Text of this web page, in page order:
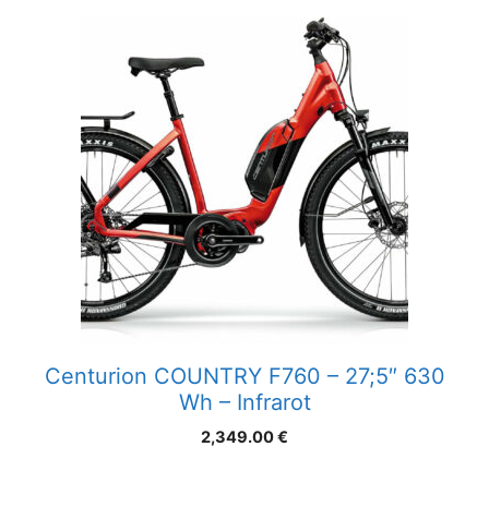
Centurion COUNTRY F760 – 27;5″ 630
Wh – Infrarot
2,349.00€